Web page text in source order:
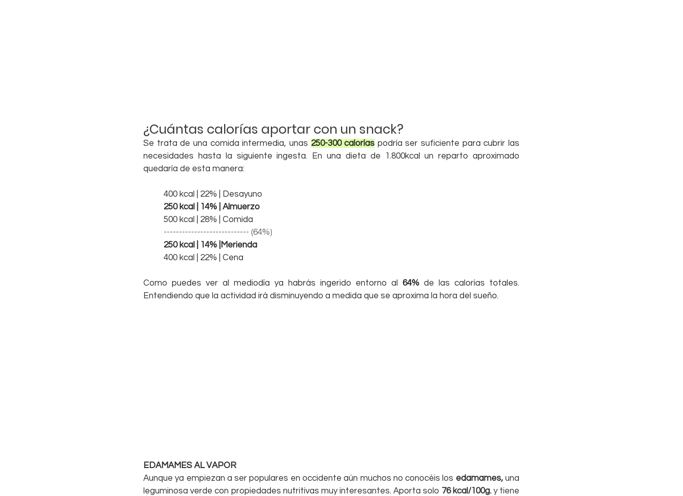
¿Cuántas calorías aportar con un snack?
Se trata de una comida intermedia, unas 250-300 calorías podría ser suficiente para cubrir las
necesidades hasta la siguiente ingesta. En una dieta de 1.800kcal un reparto aproximado
quedaría de esta manera:
400 kcal | 22% | Desayuno
250 kcal | 14% | Almuerzo
500 kcal | 28% | Comida
---------------------------- (64%)
250 kcal | 14% |Merienda
400 kcal | 22% | Cena
Como puedes ver al mediodía ya habrás ingerido entorno al 64% de las calorías totales.
Entendiendo que la actividad irá disminuyendo a medida que se aproxima la hora del sueño.
EDAMAMES AL VAPOR
Aunque ya empiezan a ser populares en occidente aún muchos no conocéis los edamames, una
leguminosa verde con propiedades nutritivas muy interesantes. Aporta solo 76 kcal/100g. y tiene